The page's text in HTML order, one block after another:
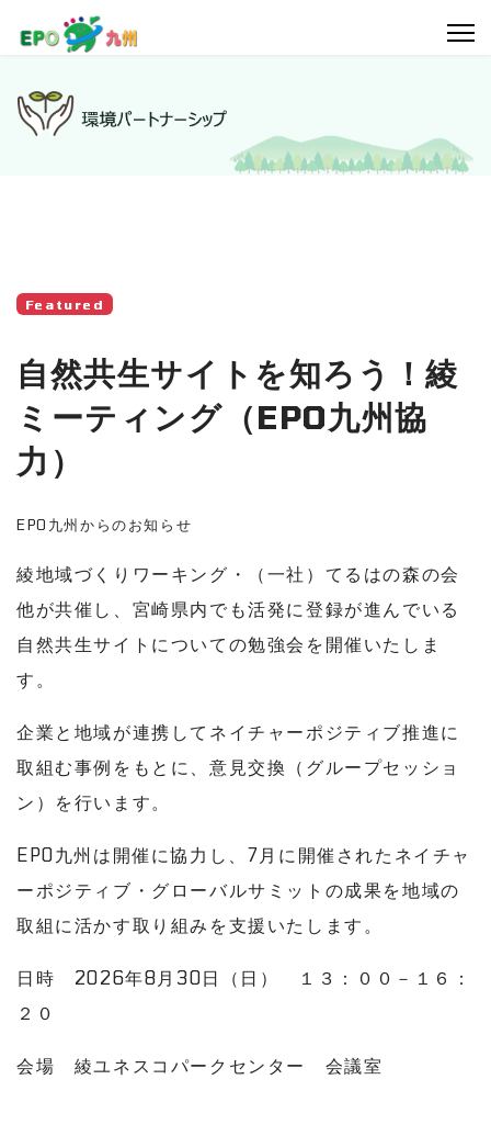
Featured
自然共生サイトを知ろう！綾
ミーティング（EPO九州協
力）
EPO九州からのお知らせ
綾地域づくりワーキング・（一社）てるはの森の会
他が共催し、宮崎県内でも活発に登録が進んでいる
自然共生サイトについての勉強会を開催いたしま
す。
企業と地域が連携してネイチャーポジティブ推進に
取組む事例をもとに、意見交換（グループセッショ
ン）を行います。
EPO九州は開催に協力し、7月に開催されたネイチャ
ーポジティブ・グローバルサミットの成果を地域の
取組に活かす取り組みを支援いたします。
日時 2026年8月30日（日） １３：００－１６：
２０
会場 綾ユネスコパークセンター 会議室